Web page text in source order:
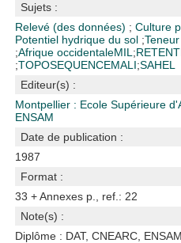
Sujets :
Relevé (des données) ;Culture
Potentiel hydrique du sol ;
;Afrique occidentaleMIL ;
;TOPOSEQUENCEMALI;SAHEL
Editeur(s) :
Montpellier : Ecole Supérieure
ENSAM
Date de publication :
1987
Format :
33 + Annexes p., ref.: 22
Note(s) :
Diplôme : DAT, CNEARC,